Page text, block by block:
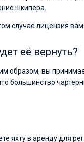
шкипера.
случае лицензия вам
её вернуть?
образом, вы
большинство
яхту в аренду для